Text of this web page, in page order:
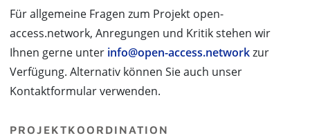
Für allgemeine Fragen zum Projekt open-
access.network, Anregungen und Kritik stehen wir
Ihnen gerne unter info@open-access.networkzur
Verfügung. Alternativ können Sie auch unser
Kontaktformular verwenden.
PROJEKTKOORDINATION